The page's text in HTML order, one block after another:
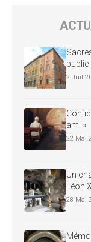
publie
2 Juil
ami »
22 Mai
Un
Léon
28 Mai